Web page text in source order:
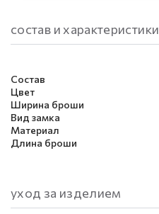
состав и характеристики
Состав
Цвет
Ширина броши
Вид замка
Материал
Длина броши
уход за изделием